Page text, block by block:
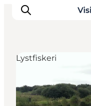
Inspiration
Destinationer
Lystfiskeri